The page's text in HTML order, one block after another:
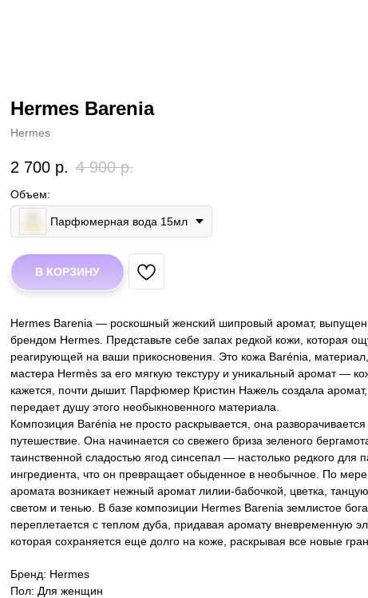
Hermes Barenia
Hermes
2 700 р. 4 900 р.
Объем:
Парфюмерная вода 15мл
В КОРЗИНУ
Hermes Barenia — роскошный женский шипровый аромат,
брендом Hermes. Представьте себе запах редкой кожи, которая
реагирующей на ваши прикосновения. Это кожа Barénia,
мастера Hermès за его мягкую текстуру и уникальный аромат —
кажется, почти дышит. Парфюмер Кристин Нажель создала
передает душу этого необыкновенного материала.
Композиция Barénia не просто раскрывается, она разворачивается
путешествие. Она начинается со свежего бриза зеленого
таинственной сладостью ягод синсепал — настолько редкого для
ингредиента, что он превращает обыденное в необычное. По мере
аромата возникает нежный аромат лилии-бабочкой, цветка,
светом и тенью. В базе композиции Hermes Barenia землистое
переплетается с теплом дуба, придавая аромату вневременную
которая сохраняется еще долго на коже, раскрывая все новые
Бренд: Hermes
Пол: Для женщин